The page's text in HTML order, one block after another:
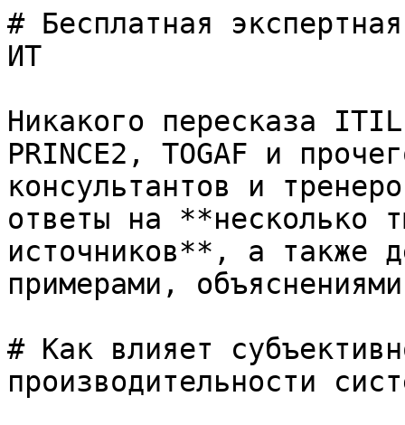
# Бесплатная
ИТ
Никакого пересказа
PRINCE2, TOGAF и
консультантов и
ответы на **несколько
источников**, а также
примерами,
# Как влияет
производительности